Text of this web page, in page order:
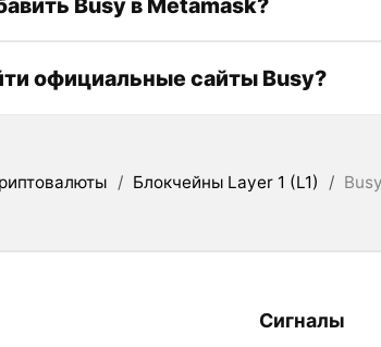
Busy в Metamask?
официальные сайты Busy?
/ Блокчейны Layer 1 (L1) / Busy
Сигналы